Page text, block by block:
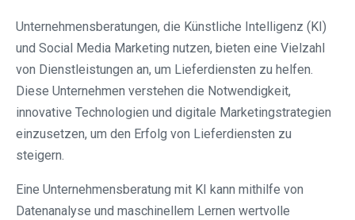
Unternehmensberatungen, die Künstliche Intelligenz (KI)
und Social Media Marketing nutzen, bieten eine Vielzahl
von Dienstleistungen an, um Lieferdiensten zu helfen.
Diese Unternehmen verstehen die Notwendigkeit,
innovative Technologien und digitale Marketingstrategien
einzusetzen, um den Erfolg von Lieferdiensten zu
steigern.
Eine Unternehmensberatung mit KI kann mithilfe von
Datenanalyse und maschinellem Lernen wertvolle